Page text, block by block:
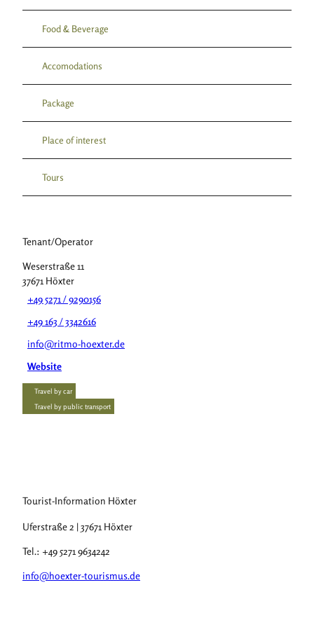
Food & Beverage
Accomodations
Package
Place of interest
Tours
Tenant/Operator
Weserstraße 11
37671 Höxter
+49 5271 / 9290156
+49 163 / 3342616
info@ritmo-hoexter.de
Website
Travel by car
Travel by public transport
Tourist-Information Höxter
Uferstraße 2 | 37671 Höxter
Tel.: +49 5271 9634242
info@hoexter-tourismus.de